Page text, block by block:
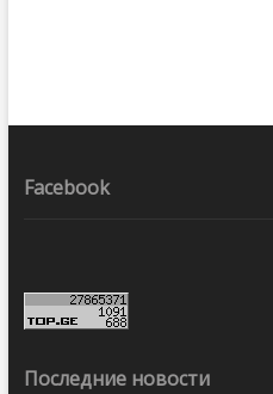
Facebook
Последние новости